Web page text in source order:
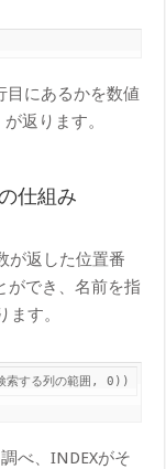
目にあるかを数値
返ります。
仕組み
が返した位置番
ができ、名前を指
す。
索する列の範囲, 0))
べ、INDEXがそ